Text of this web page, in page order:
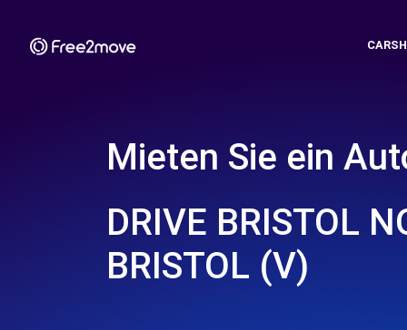
Mieten Sie ein
DRIVE BRISTOL
BRISTOL (V)